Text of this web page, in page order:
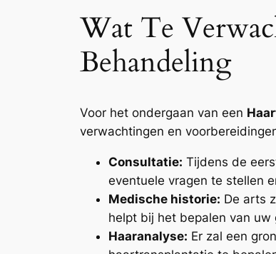
Wat Te
Behandeling
Voor het ondergaan van een
verwachtingen en
Consultatie: Tijdens de
eventuele vragen te stellen
Medische historie: De arts
helpt bij het bepalen van
Haaranalyse: Er zal een